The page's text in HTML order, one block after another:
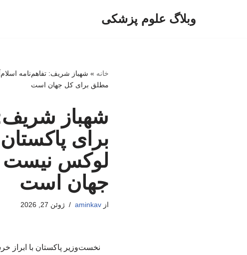
وبلاگ علوم پزشکی
خانه » شهباز شریف: تفاهم‌نامه
مطلق برای کل جهان است
شهباز شریف:
برای
لوکس نیست
جهان است
ازaminkav ژوئن 27, 2026
نخست‌وزیر پاکستان با ابراز